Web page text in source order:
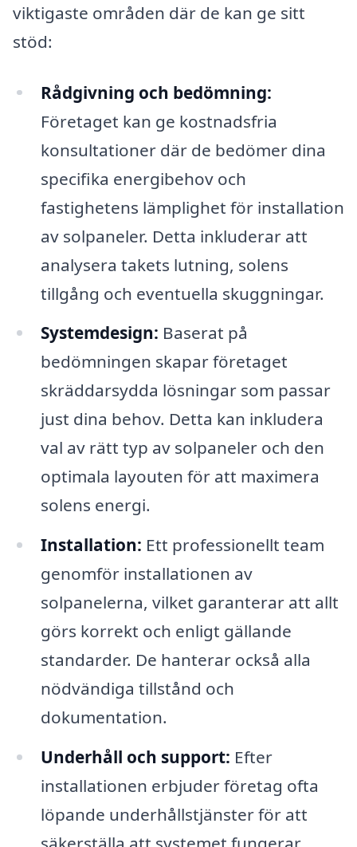
viktigaste områden där de kan ge sitt
stöd:
Rådgivning och bedömning:
Företaget kan ge kostnadsfria
konsultationer där de bedömer dina
specifika energibehov och
fastighetens lämplighet för installation
av solpaneler. Detta inkluderar att
analysera takets lutning, solens
tillgång och eventuella skuggningar.
Systemdesign: Baserat på
bedömningen skapar företaget
skräddarsydda lösningar som passar
just dina behov. Detta kan inkludera
val av rätt typ av solpaneler och den
optimala layouten för att maximera
solens energi.
Installation: Ett professionellt team
genomför installationen av
solpanelerna, vilket garanterar att allt
görs korrekt och enligt gällande
standarder. De hanterar också alla
nödvändiga tillstånd och
dokumentation.
Underhåll och support: Efter
installationen erbjuder företag ofta
löpande underhållstjänster för att